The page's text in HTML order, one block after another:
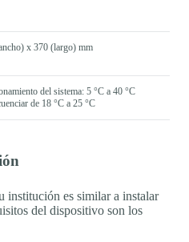
x 370 (largo) mm
del sistema: 5 °C a 40 °C
de 18 °C a 25 °C
es similar a instalar
del dispositivo son los